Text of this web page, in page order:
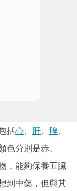
括心、 肝、 脾、
色分別是赤、
，能夠保養五臟
到中藥，但與其